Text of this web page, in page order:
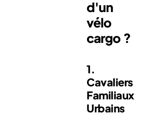
d'un
vélo
cargo ?
1.
Cavaliers
Familiaux
Urbains